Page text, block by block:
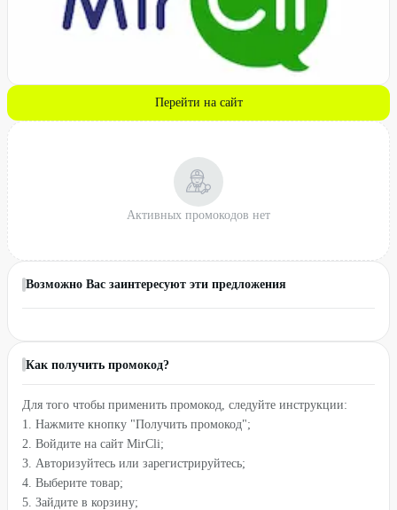
Перейти на сайт
Активных промокодов нет
Возможно Вас заинтересуют эти предложения
Как получить промокод?
Для того чтобы применить промокод, следуйте инструкции:
1. Нажмите кнопку "Получить промокод";
2. Войдите на сайт MirCli;
3. Авторизуйтесь или зарегистрируйтесь;
4. Выберите товар;
5. Зайдите в корзину;